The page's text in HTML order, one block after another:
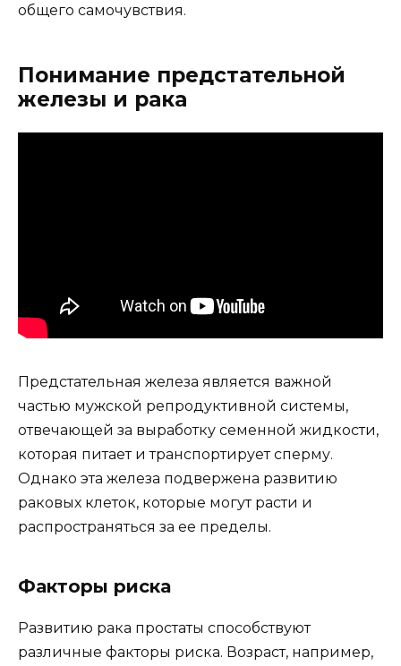
общего самочувствия.
Понимание предстательной
железы и рака
Предстательная железа является важной
частью мужской репродуктивной системы,
отвечающей за выработку семенной жидкости,
которая питает и транспортирует сперму.
Однако эта железа подвержена развитию
раковых клеток, которые могут расти и
распространяться за ее пределы.
Факторы риска
Развитию рака простаты способствуют
различные факторы риска. Возраст, например,